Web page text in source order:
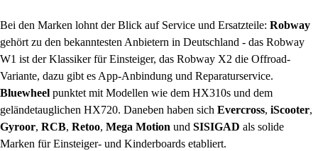
Bei den Marken lohnt der Blick auf Service und Ersatzteile: Robway
gehört zu den bekanntesten Anbietern in Deutschland - das Robway
W1 ist der Klassiker für Einsteiger, das Robway X2 die Offroad-
Variante, dazu gibt es App-Anbindung und Reparaturservice.
Bluewheel punktet mit Modellen wie dem HX310s und dem
geländetauglichen HX720. Daneben haben sich Evercross, iScooter,
Gyroor, RCB, Retoo, Mega Motion und SISIGAD als solide
Marken für Einsteiger- und Kinderboards etabliert.